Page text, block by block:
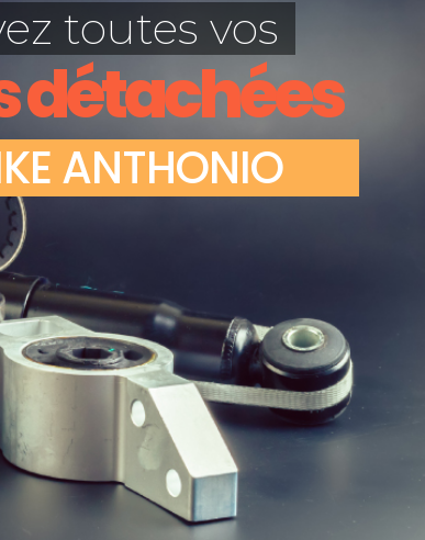
frein
Démarreur
Feu arrière
détachées
KEANTHONIO
toutes vos